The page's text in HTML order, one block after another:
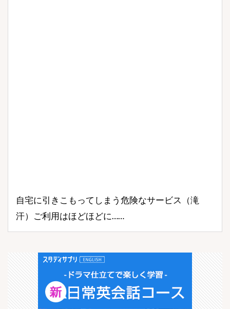
自宅に引きこもってしまう危険なサービス（滝
汗）ご利用はほどほどに……